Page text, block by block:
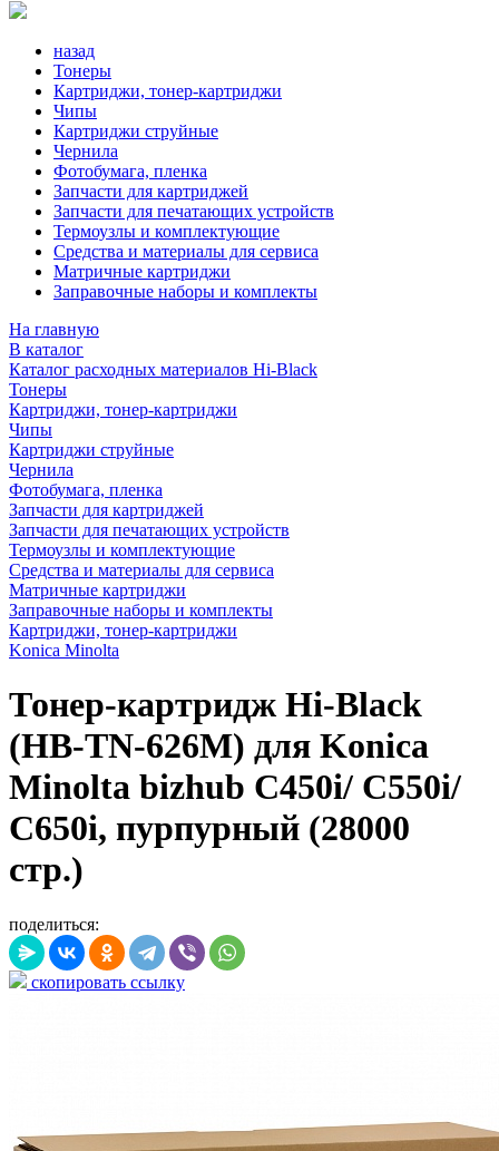
назад
Тонеры
Картриджи, тонер-картриджи
Чипы
Картриджи струйные
Чернила
Фотобумага, пленка
Запчасти для картриджей
Запчасти для печатающих устройств
Термоузлы и комплектующие
Средства и материалы для сервиса
Матричные картриджи
Заправочные наборы и комплекты
На главную
В каталог
Каталог расходных материалов Hi-Black
Тонеры
Картриджи, тонер-картриджи
Чипы
Картриджи струйные
Чернила
Фотобумага, пленка
Запчасти для картриджей
Запчасти для печатающих устройств
Термоузлы и комплектующие
Средства и материалы для сервиса
Матричные картриджи
Заправочные наборы и комплекты
Картриджи, тонер-картриджи
Konica Minolta
Тонер-картридж Hi-Black
(HB-TN-626M) для Konica
Minolta bizhub C450i/ C550i/
C650i, пурпурный (28000
стр.)
поделиться:
скопировать ссылку